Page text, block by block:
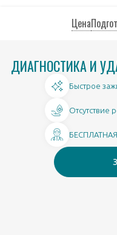
Цена
ДИАГНОСТИКА И
Быстрое
Отсутствие
БЕСПЛАТНАЯ